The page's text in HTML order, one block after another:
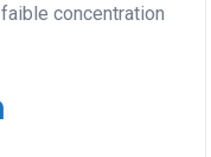
faible concentration
en cyclisme et